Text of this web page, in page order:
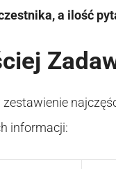
a ilość
informacji: